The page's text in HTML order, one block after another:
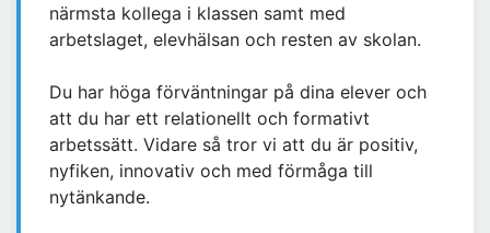
närmsta kollega i klassen samt med
arbetslaget, elevhälsan och resten av skolan.
Du har höga förväntningar på dina elever och
att du har ett relationellt och formativt
arbetssätt. Vidare så tror vi att du är positiv,
nyfiken, innovativ och med förmåga till
nytänkande.